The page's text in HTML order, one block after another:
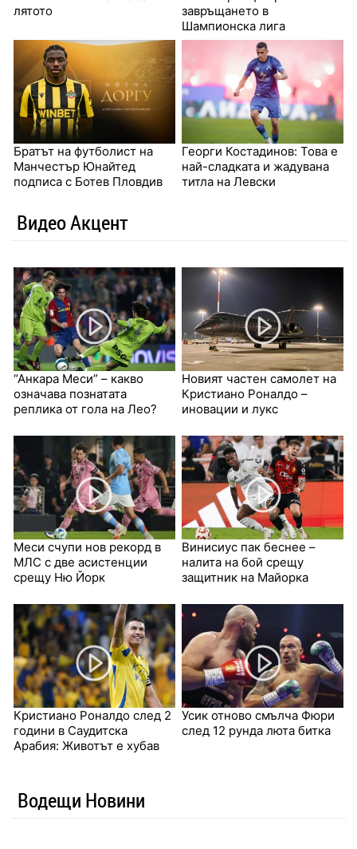
лятото
завръщането в
Шампионска лига
Братът на футболист на
Манчестър Юнайтед
подписа с Ботев Пловдив
Георги Костадинов: Това е
най-сладката и жадувана
титла на Левски
Видео Акцент
“Анкара Меси” – какво
означава познатата
реплика от гола на Лео?
Новият частен самолет на
Кристиано Роналдо –
иновации и лукс
Меси счупи нов рекорд в
МЛС с две асистенции
срещу Ню Йорк
Винисиус пак беснее –
налита на бой срещу
защитник на Майорка
Кристиано Роналдо след 2
години в Саудитска
Арабия: Животът е хубав
Усик отново смълча Фюри
след 12 рунда люта битка
Водещи Новини